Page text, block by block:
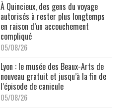
À Quincieux, des gens du voyage
autorisés à rester plus longtemps
en raison d’un accouchement
compliqué
05/08/26
Lyon : le musée des Beaux-Arts de
nouveau gratuit et jusqu’à la fin de
l’épisode de canicule
05/08/26